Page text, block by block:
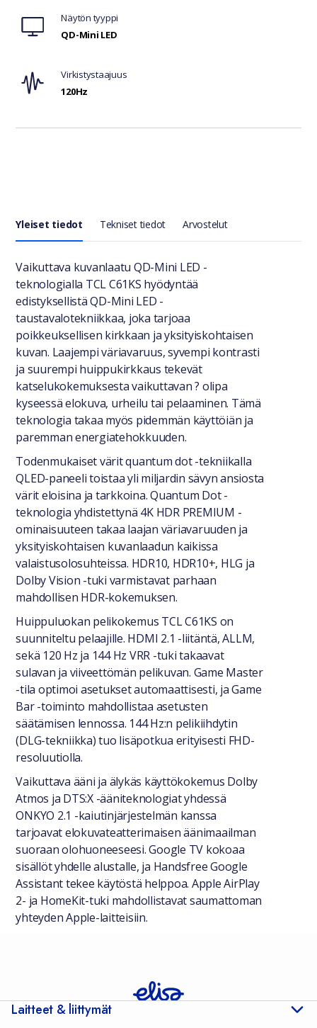
Näytön tyyppi
QD-Mini LED
Virkistystaajuus
120Hz
Yleiset tiedot Tekniset tiedot Arvostelut
Yleiset tiedot
Vaikuttava kuvanlaatu QD-Mini LED -
teknologialla TCL C61KS hyödyntää
edistyksellistä QD-Mini LED -
taustavalotekniikkaa, joka tarjoaa
poikkeuksellisen kirkkaan ja yksityiskohtaisen
kuvan. Laajempi väriavaruus, syvempi kontrasti
ja suurempi huippukirkkaus tekevät
katselukokemuksesta vaikuttavan ? olipa
kyseessä elokuva, urheilu tai pelaaminen. Tämä
teknologia takaa myös pidemmän käyttöiän ja
paremman energiatehokkuuden.
Todenmukaiset värit quantum dot -tekniikalla
QLED-paneeli toistaa yli miljardin sävyn ansiosta
värit eloisina ja tarkkoina. Quantum Dot -
teknologia yhdistettynä 4K HDR PREMIUM -
ominaisuuteen takaa laajan väriavaruuden ja
yksityiskohtaisen kuvanlaadun kaikissa
valaistusolosuhteissa. HDR10, HDR10+, HLG ja
Dolby Vision -tuki varmistavat parhaan
mahdollisen HDR-kokemuksen.
Huippuluokan pelikokemus TCL C61KS on
suunniteltu pelaajille. HDMI 2.1 -liitäntä, ALLM,
sekä 120 Hz ja 144 Hz VRR -tuki takaavat
sulavan ja viiveettömän pelikuvan. Game Master
-tila optimoi asetukset automaattisesti, ja Game
Bar -toiminto mahdollistaa asetusten
säätämisen lennossa. 144 Hz:n pelikiihdytin
(DLG-tekniikka) tuo lisäpotkua erityisesti FHD-
resoluutiolla.
Vaikuttava ääni ja älykäs käyttökokemus Dolby
Atmos ja DTS:X -ääniteknologiat yhdessä
ONKYO 2.1 -kaiutinjärjestelmän kanssa
tarjoavat elokuvateatterimaisen äänimaailman
suoraan olohuoneeseesi. Google TV kokoaa
sisällöt yhdelle alustalle, ja Handsfree Google
Assistant tekee käytöstä helppoa. Apple AirPlay
2- ja HomeKit-tuki mahdollistavat saumattoman
yhteyden Apple-laitteisiin.
Laitteet & liittymät